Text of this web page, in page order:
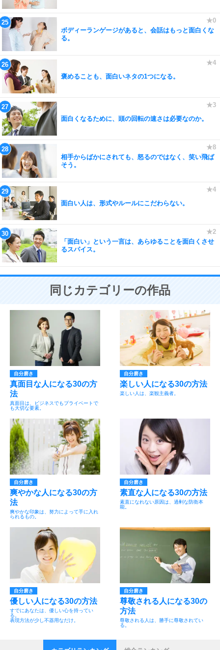
ボディーランゲージがあると、会話はもっと面白くな
る。
褒めることも、面白いネタの1つになる。
面白くなるために、頭の回転の速さは必要なのか。
相手からばかにされても、怒るのではなく、笑い飛ば
そう。
面白い人は、形式やルールにこだわらない。
「面白い」という一言は、あらゆることを面白くさせ
るスパイス。
同じカテゴリーの作品
自分磨き
真面目な人になる30の方
法
真面目は、ビジネスでもプライベートで
も大切な要素。
自分磨き
楽しい人になる30の方法
楽しい人は、楽観主義者。
自分磨き
爽やかな人になる30の方
法
爽やかな印象は、努力によって手に入れ
られるもの。
自分磨き
素直な人になる30の方法
素直になれない原因は、過剰な防衛本
能。
自分磨き
優しい人になる30の方法
すでにあなたは、優しい心を持ってい
る。
表現方法が少し不器用なだけ。
自分磨き
尊敬される人になる30の
方法
尊敬される人は、勝手に尊敬されてい
る。